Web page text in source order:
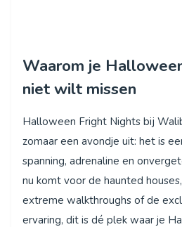
Waarom je
niet wilt missen
Halloween Fright Nights bij
zomaar een avondje uit: het is
spanning, adrenaline en
nu komt voor de haunted
extreme walkthroughs of de
ervaring, dit is dé plek waar je